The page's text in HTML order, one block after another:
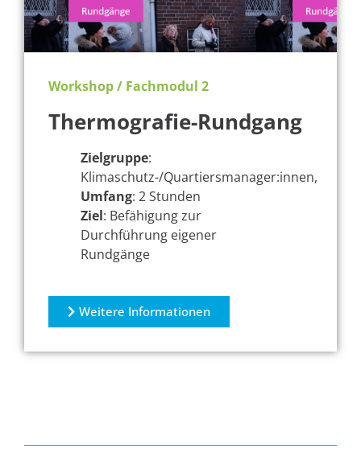
Workshop / Fachmodul 2
Thermografie-Rundgang
Zielgruppe:
Klimaschutz-/Quartiersmanager:innen,
Umfang: 2 Stunden
Ziel: Befähigung zur
Durchführung eigener
Rundgänge
Weitere Informationen